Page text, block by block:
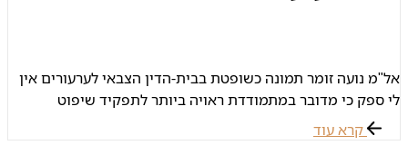
אל"מ נועה זומר תמונה כשופטת בבית-הדין הצבאי לערעורים אין
לי ספק כי מדובר במתמודדת ראויה ביותר לתפקיד שיפוט
בבית-הדין לערעורים, אל"מ זומר היא שקולה ומאוזנת, משפטנית
חריפה, מבחינה בין עיקר
קרא עוד